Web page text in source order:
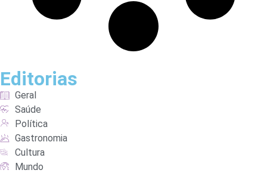
Editorias
Geral
Saúde
Política
Gastronomia
Cultura
Mundo